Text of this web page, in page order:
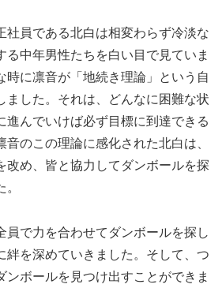
社員である北白は相変わらず冷淡な
る中年男性たちを白い目で見ていま
時に凛音が「地続き理論」という自
ました。それは、どんなに困難な状
進んでいけば必ず目標に到達できる
音のこの理論に感化された北白は、
改め、皆と協力してダンボールを探
員で力を合わせてダンボールを探し
絆を深めていきました。そして、つ
ンボールを見つけ出すことができま